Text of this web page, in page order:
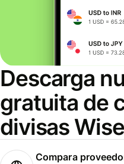
Descarga
gratuita de
divisas Wise
Compara